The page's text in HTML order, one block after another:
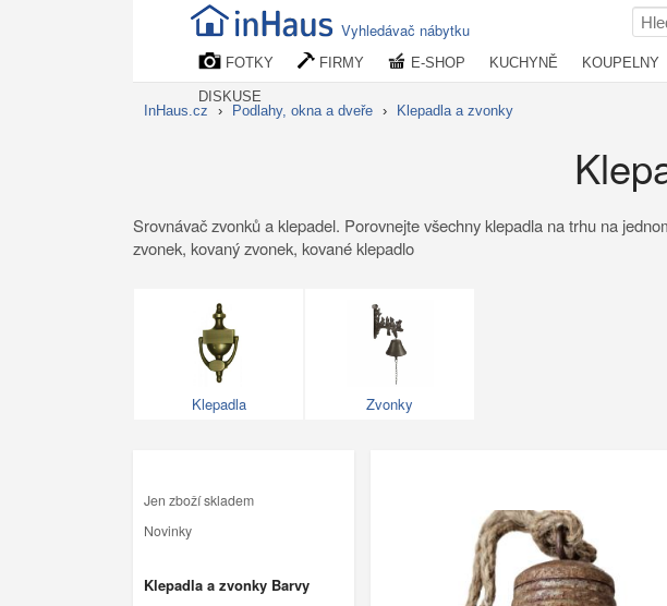
Vyhledávač nábytku
FOTKY FIRMY E-SHOP KUCHYNĚ KOUPELNY
DISKUSE
InHaus.cz
› Podlahy, okna a dveře › Klepadla a zvonky
Srovnávač zvonků a klepadel. Porovnejte všechny klepadla na trhu na
zvonek, kovaný zvonek, kované klepadlo
Klepadla Zvonky
Jen zboží skladem
Novinky
Klepadla a zvonky Barvy